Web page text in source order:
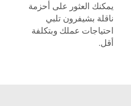
يمكنك العثور على أحزمة
ناقلة بشيفرون تلبي
احتياجات عملك وبتكلفة
أقل.